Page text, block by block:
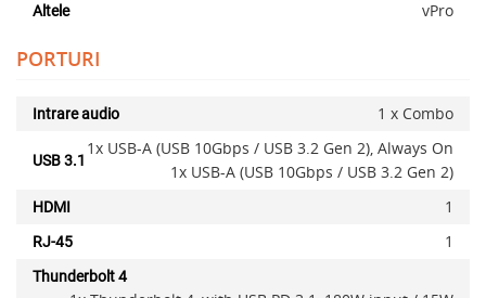
Altele vPro
PORTURI
Intrare audio 1 x Combo
USB 3.1
1x USB-A (USB 10Gbps / USB 3.2 Gen 2), Always On
1x USB-A (USB 10Gbps / USB 3.2 Gen 2)
HDMI 1
RJ-45 1
Thunderbolt 4
x